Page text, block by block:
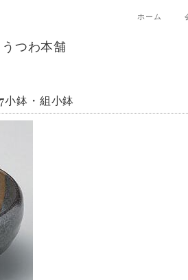
ホーム
うつわ本舗
小鉢・組小鉢